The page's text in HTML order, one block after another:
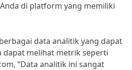
di platform yang memiliki
data analitik yang dapat
dapat melihat metrik seperti
“Data analitik ini sangat